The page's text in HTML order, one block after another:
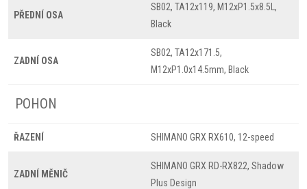
PŘEDNÍ OSA
SB02, TA12x119, M12xP1.5x8.5L,
Black
ZADNÍ OSA
SB02, TA12x171.5,
M12xP1.0x14.5mm, Black
POHON
ŘAZENÍ SHIMANO GRX RX610, 12-speed
ZADNÍ MĚNIČ
SHIMANO GRX RD-RX822, Shadow
Plus Design